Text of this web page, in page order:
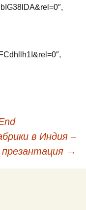
в Индия –
презантация →